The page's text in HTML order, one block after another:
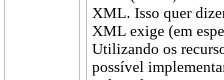
XML. Isso quer
XML exige (em
Utilizando os
possível